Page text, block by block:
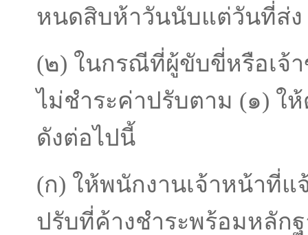
หนดสิบห้าวันนับแต่วันที่ส่ง
(๒) ในกรณีที่ผู้ขับขี่หรือเจ้
ไม่ชําระค่าปรับตาม (๑) ใ
ดังต่อไปนี้
(ก) ให้พนักงานเจ้าหน้าที่แ
ปรับที่ค้างชําระพร้อมหลัก